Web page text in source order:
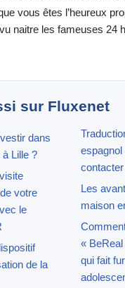
vous êtes l’heureux
naitre les fameuses 24
sur Fluxenet
dans
à Lille ?
votre
le
de la
espagnol
Les
maison
« BeReal
qui fait